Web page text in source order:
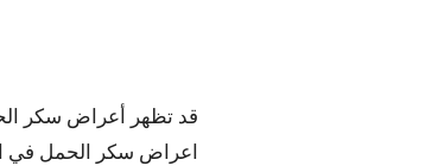
قد تظهر أعراض سكر
اعراض سكر الحمل في